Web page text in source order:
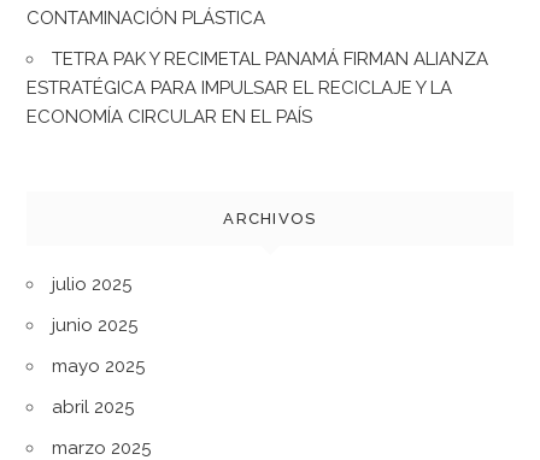
CONTAMINACIÓN PLÁSTICA
TETRA PAK Y RECIMETAL PANAMÁ FIRMAN ALIANZA
ESTRATÉGICA PARA IMPULSAR EL RECICLAJE Y LA
ECONOMÍA CIRCULAR EN EL PAÍS
ARCHIVOS
julio 2025
junio 2025
mayo 2025
abril 2025
marzo 2025